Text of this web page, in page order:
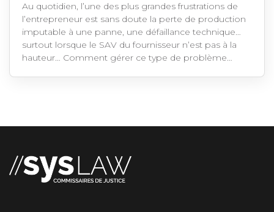
Au quotidien, l’une des plus grandes frustrations de
l’entrepreneur est sans doute la perte de production
imputable à une panne, une défaillance technique…
surtout lorsque le SAV du fournisseur n’est pas à la
hauteur… Comment gérer ce type de problème…